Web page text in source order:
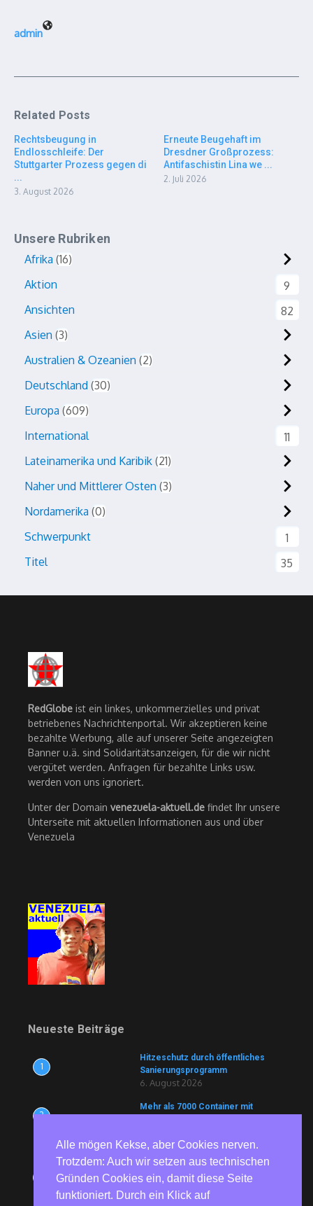
admin
Related Posts
Rechtsbeugung in
Endlosschleife: Der
Stuttgarter Prozess gegen di
...
3. August 2026
Erneute Beugehaft im
Dresdner Großprozess:
Antifaschistin Lina we ...
2. Juli 2026
Unsere Rubriken
Afrika 16
Aktion
9
Ansichten
82
Asien 3
Australien & Ozeanien 2
Deutschland 30
Europa 609
International
11
Lateinamerika und Karibik 21
Naher und Mittlerer Osten 3
Nordamerika 0
Schwerpunkt
1
Titel
35
RedGlobe ist ein linkes, unkommerzielles und privat
betriebenes Nachrichtenportal. Wir akzeptieren keine
bezahlte Werbung, alle auf unserer Seite angezeigten
Banner u.ä. sind Solidaritätsanzeigen, für die wir nicht
vergütet werden. Anfragen für bezahlte Links usw.
werden von uns ignoriert.
Unter der Domain venezuela-aktuell.de findet Ihr unsere
Unterseite mit aktuellen Informationen aus und über
Venezuela
Neueste Beiträge
1
Hitzeschutz durch öffentliches
Sanierungsprogramm
6. August 2026
2
Mehr als 7000 Container mit
6. August 2026
81 Jahre nach Hiroshima und
Nagasaki – Bundesweite
Gedenkaktionen erinnern an die
Alle mögen Kekse, aber Cookies nerven.
Trotzdem: Auch wir setzen aus technischen
Gründen Cookies ein, damit diese Seite
funktioniert. Durch ein Klick auf